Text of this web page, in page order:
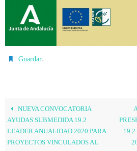
Guardar.
NUEVA CONVOCATORIA
AYUDAS SUBMEDIDA 19.2
LEADER ANUALIDAD 2020 PARA
PROYECTOS VINCULADOS AL